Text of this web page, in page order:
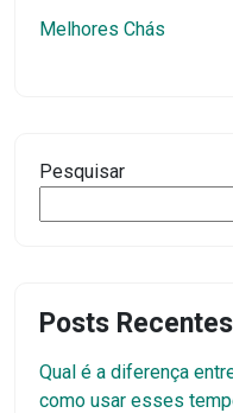
Melhores Chás
Pesquisar
Posts Recentes
Qual é a diferença
como usar esses